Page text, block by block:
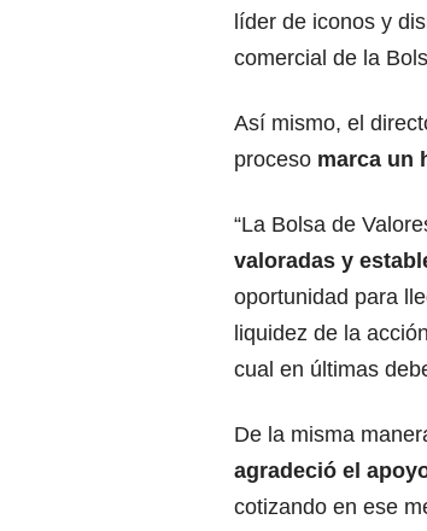
líder de iconos y
comercial de la
Así mismo, el
proceso marca un
“La Bolsa de
valoradas y
oportunidad para
liquidez de la
cual en últimas
De la misma
agradeció el
cotizando en ese